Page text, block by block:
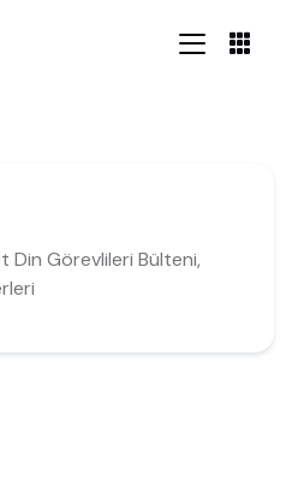
Din Görevlileri Bülteni,